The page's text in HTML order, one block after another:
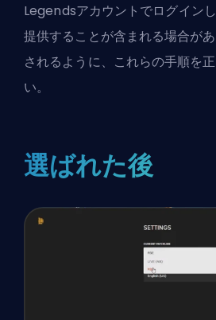
Legendsアカウントでログイン
提供することが含まれる場合が
されるように、これらの手順を
い。
選ばれた後